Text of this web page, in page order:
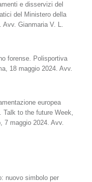
e disservizi del
del Ministero della
Gianmaria V. L.
forense. Polisportiva
18 maggio 2024. Avv.
europea
Talk to the future Week,
7 maggio 2024. Avv.
nuovo simbolo per